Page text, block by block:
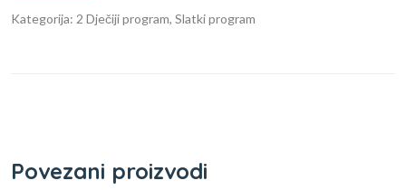
Kategorija: 2 Dječiji program, Slatki program
Povezani proizvodi